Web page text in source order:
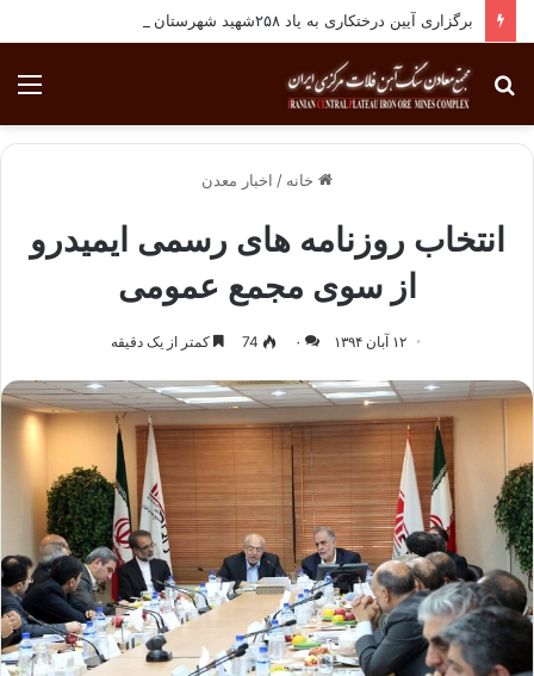
برگزاری آیین درختکاری به یاد ۲۵۸شهید شهرستان بافق
جستجو
برای
خانه / اخبار معدن
انتخاب روزنامه های رسمی ایمیدرو
از سوی مجمع عمومی
۱۲ آبان ۱۳۹۴ ۰ 74 کمتر از یک دقیقه